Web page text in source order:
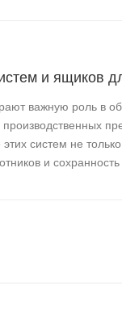
и ящиков
важную роль в
систем не
и